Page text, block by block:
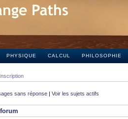
PHYSIQUE CALCUL PHILOSOPHIE
Inscription
sans réponse | Voir les sujets actifs